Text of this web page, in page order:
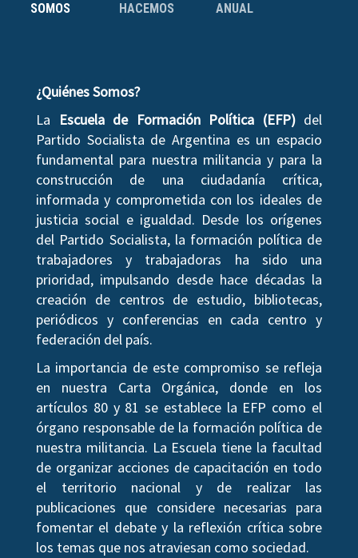
SOMOS
HACEMOS
ANUAL
¿Quiénes Somos?
La
Escuela de Formación Política (EFP)del
Partido Socialista de Argentina es un espacio
fundamental para nuestra militancia y para la
construcción de una ciudadanía crítica,
informada y comprometida con los ideales de
justicia social e igualdad. Desde los orígenes
del Partido Socialista, la formación política de
trabajadores y trabajadoras ha sido una
prioridad, impulsando desde hace décadas la
creación de centros de estudio, bibliotecas,
periódicos y conferencias en cada centro y
federación del país.
La importancia de este compromiso se refleja
en nuestra Carta Orgánica, donde en los
artículos 80 y 81 se establece la EFP como el
órgano responsable de la formación política de
nuestra militancia. La Escuela tiene la facultad
de organizar acciones de capacitación en todo
el territorio nacional y de realizar las
publicaciones que considere necesarias para
fomentar el debate y la reflexión crítica sobre
los temas que nos atraviesan como sociedad.